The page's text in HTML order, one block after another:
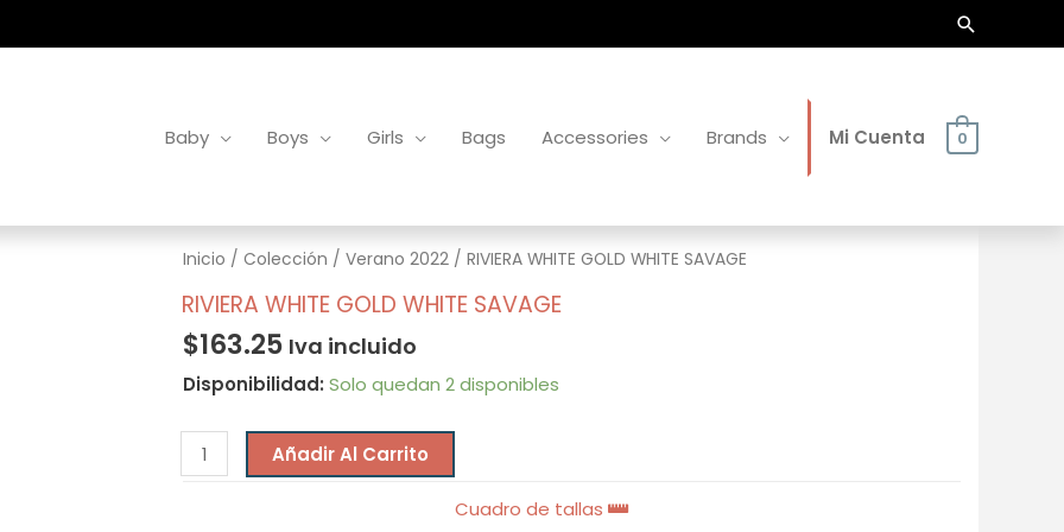
Buscar
Baby Boys Girls Bags Accessories Brands Mi Cuenta 0
Inicio / Colección / Verano 2022/ RIVIERA WHITE GOLD WHITE SAVAGE
RIVIERA WHITE GOLD WHITE SAVAGE
$163.25 Iva incluido
Disponibilidad: Solo quedan 2 disponibles
RIVIERA
WHITE
WHITE
SAVAGE
Añadir Al Carrito
Cuadro de tallas